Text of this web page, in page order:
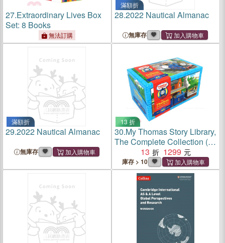
27.Extraordinary Lives Box
Set: 8 Books
無法訂購
滿額折
28.2022 Nautical Almanac
無庫存
滿額折
29.2022 Nautical Almanac
無庫存
13 折
30.My Thomas Story Library,
The Complete Collection (65
本平裝小書 附書盒)
13 1299
庫存 > 10